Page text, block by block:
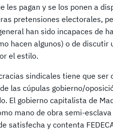
les pagan y se los ponen a
pretensiones electorales,
han sido incapaces de
hacen algunos) o de
el estilo.
sindicales tiene que ser
las cúpulas gobierno/
El gobierno capitalista de
mano de obra semi-
satisfecha y contenta